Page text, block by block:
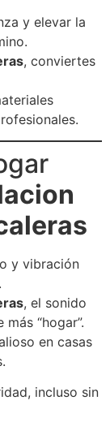
y elevar la
, conviertes
y vibración
, el sonido
“hogar”.
en casas
incluso sin